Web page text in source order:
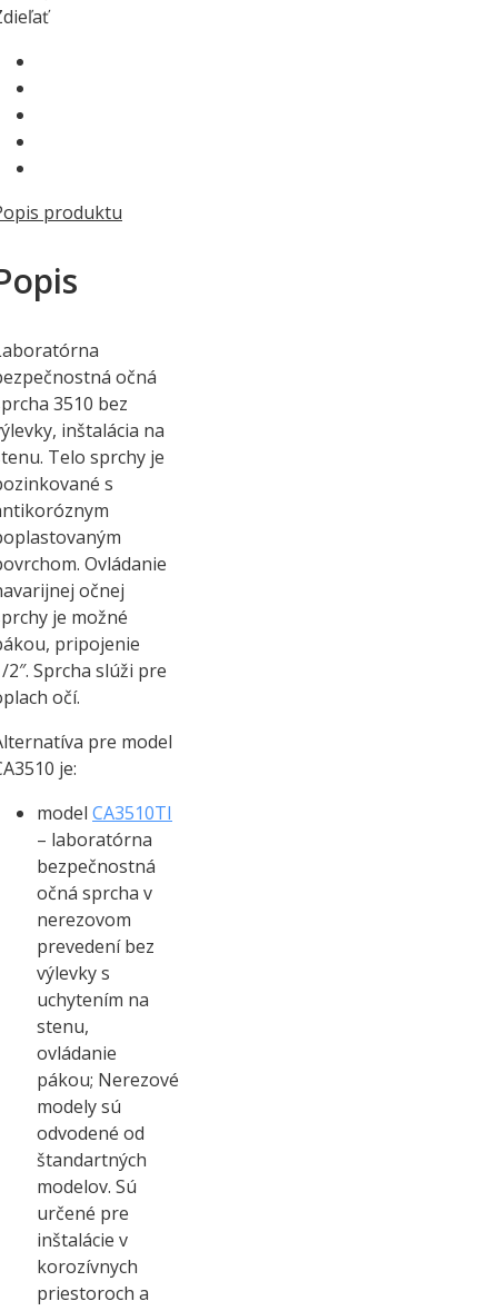
produktu
očná
3510 bez
inštalácia na
Telo sprchy je
s
Ovládanie
očnej
je možné
pripojenie
2″. Sprcha slúži pre
očí.
pre model
je:
model CA3510TI
– laboratórna
bezpečnostná
očná sprcha v
nerezovom
prevedení bez
výlevky s
uchytením na
stenu,
ovládanie
pákou; Nerezové
modely sú
odvodené od
štandartných
modelov. Sú
určené pre
inštalácie v
korozívnych
priestoroch a